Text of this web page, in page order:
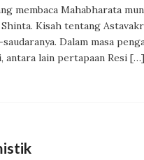
membaca Mahabharata
Kisah tentang
Dalam masa
lain pertapaan Resi […]